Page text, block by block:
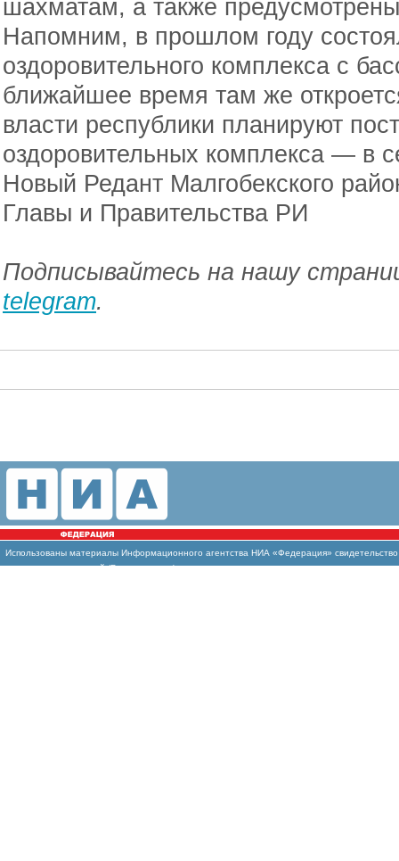
шахматам, а также
Напомним, в прошлом году
оздоровительного комплекса с
ближайшее время там же
власти республики планируют
оздоровительных комплекса — в
Новый Редант Малгобекского
Главы и Правительства РИ
Подписывайтесь на нашу
telegram.
Использованы материалы Информационного агентства НИА «Федерация»
массовых коммуникаций (Роскомнадзор)